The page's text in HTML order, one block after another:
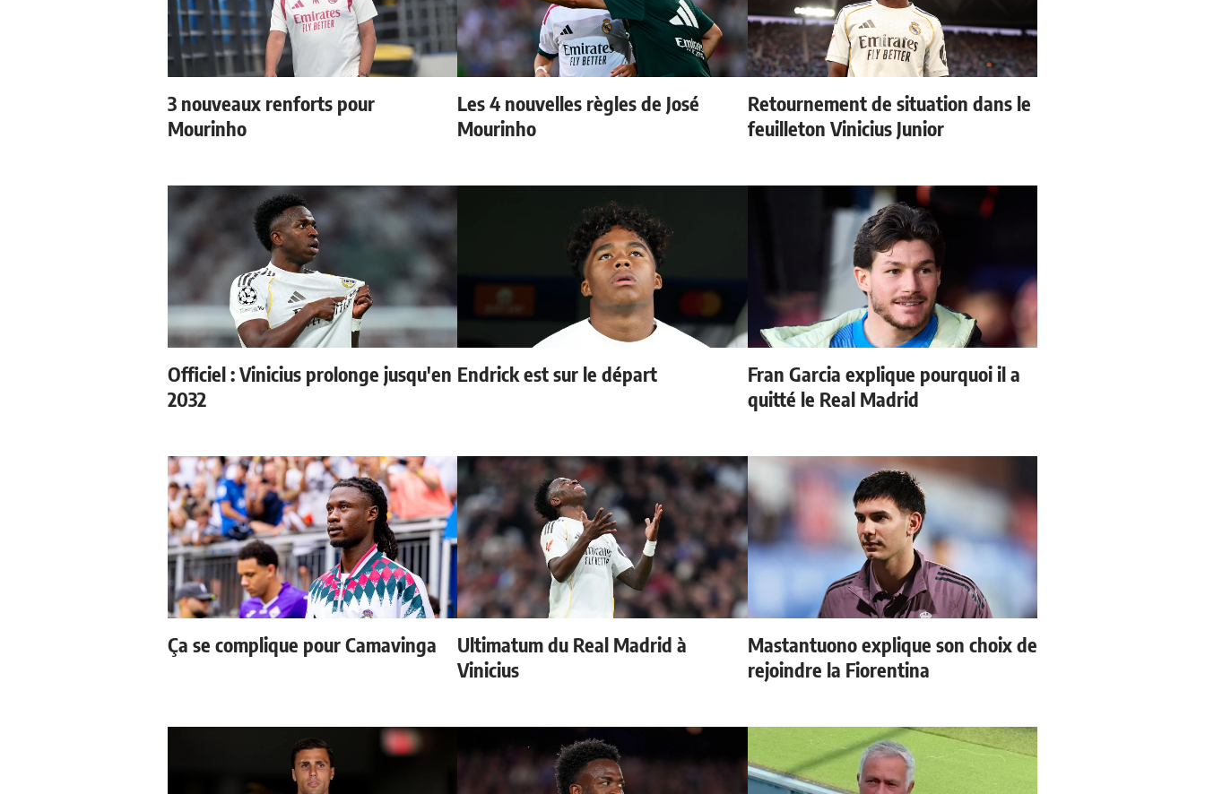
3 nouveaux renforts pour
Mourinho
Les 4 nouvelles règles de José
Mourinho
Retournement de situation dans le
feuilleton Vinicius Junior
Officiel : Vinicius prolonge jusqu'en
2032
Endrick est sur le départ
Fran Garcia explique pourquoi il a
quitté le Real Madrid
Ça se complique pour Camavinga
Ultimatum du Real Madrid à
Vinicius
Mastantuono explique son choix de
rejoindre la Fiorentina